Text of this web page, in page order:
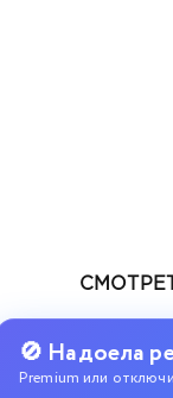
🚫 Надоела
Premium или